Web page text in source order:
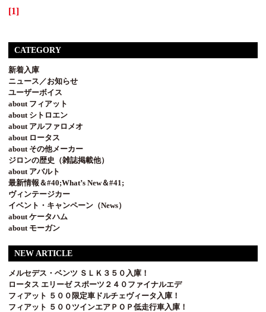
[1]
CATEGORY
新着入庫
ニュース／お知らせ
ユーザーボイス
about フィアット
about シトロエン
about アルファロメオ
about ロータス
about その他メーカー
ジロンの歴史（雑誌掲載他）
about アバルト
最新情報＆#40;What’s New＆#41;
ヴィンテージカー
イベント・キャンペーン（News）
about ケータハム
about モーガン
NEW ARTICLE
メルセデス・ベンツ ＳＬＫ３５０入庫！
ロータス エリーゼ スポーツ２４０ファイナルエデ
フィアット ５００限定車ドルチェヴィータ入庫！
フィアット ５００ツインエアＰＯＰ低走行車入庫！